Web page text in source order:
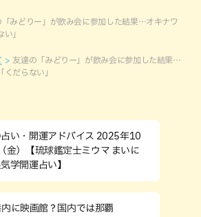
「みどりー」が飲み会に参加した結果…オキナワ
」
友達の「みどりー」が飲み会に参加した結果…
くだらない」
い・開運アドバイス 2025年10
金）【琉球鑑定士ミウマ まいに
学開運占い】
内に映画館？国内では那覇